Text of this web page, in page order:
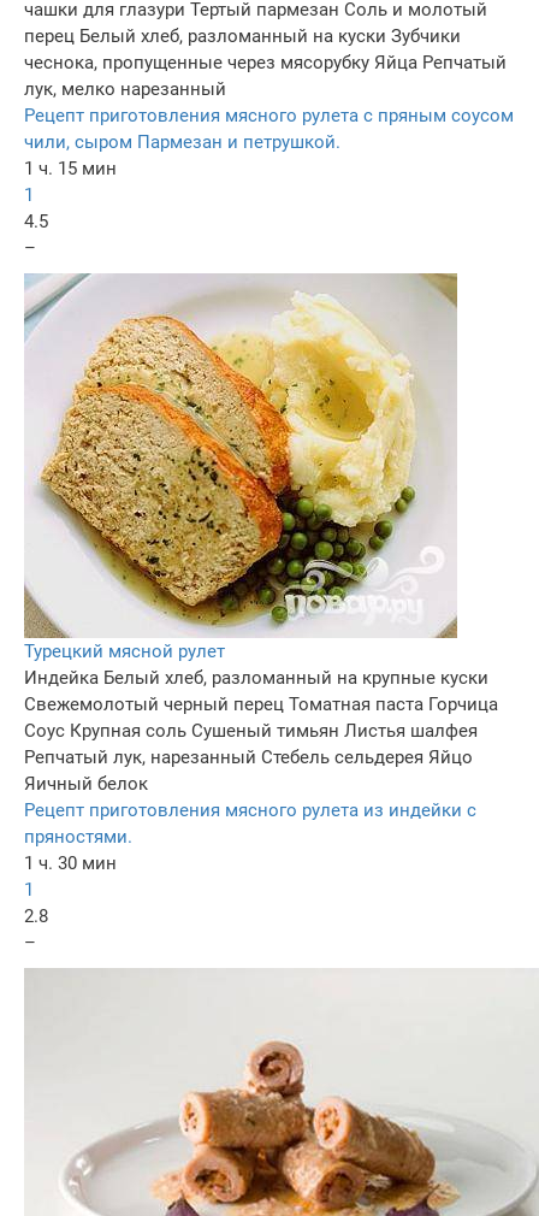
чашки для глазури Тертый пармезан Соль и молотый
перец Белый хлеб, разломанный на куски Зубчики
чеснока, пропущенные через мясорубку Яйца Репчатый
лук, мелко нарезанный
Рецепт приготовления мясного рулета с пряным соусом
чили, сыром Пармезан и петрушкой.
1 ч. 15 мин
1
4.5
–
Турецкий мясной рулет
Индейка Белый хлеб, разломанный на крупные куски
Свежемолотый черный перец Томатная паста Горчица
Соус Крупная соль Сушеный тимьян Листья шалфея
Репчатый лук, нарезанный Стебель сельдерея Яйцо
Яичный белок
Рецепт приготовления мясного рулета из индейки с
пряностями.
1 ч. 30 мин
1
2.8
–